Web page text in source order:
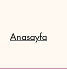
Anasayfa